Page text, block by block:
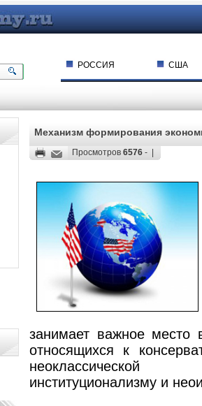
РОССИЯ США
Механизм формирования
Просмотров 6576 - |
занимает важное место
относящихся к
институционализму и